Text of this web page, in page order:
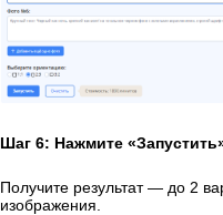
Шаг 6: Нажмите
Получите результат — до 2
изображения.